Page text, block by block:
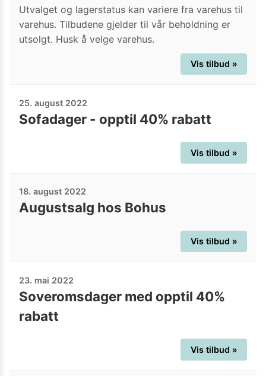
Utvalget og lagerstatus kan variere fra varehus til
varehus. Tilbudene gjelder til vår beholdning er
utsolgt. Husk å velge varehus.
Vis tilbud »
25. august 2022
Sofadager - opptil 40% rabatt
Vis tilbud »
18. august 2022
Augustsalg hos Bohus
Vis tilbud »
23. mai 2022
Soveromsdager med opptil 40%
rabatt
Vis tilbud »